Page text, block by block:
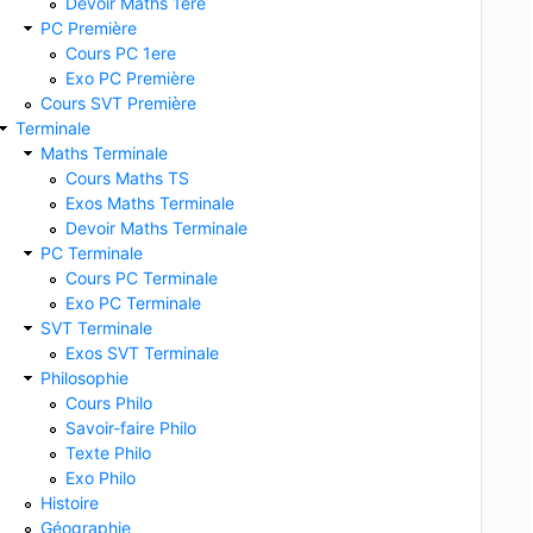
PC Première
Cours PC 1ere
Exo PC Première
Cours SVT Première
Terminale
Maths Terminale
Cours Maths TS
Exos Maths Terminale
Devoir Maths Terminale
PC Terminale
Cours PC Terminale
Exo PC Terminale
SVT Terminale
Exos SVT Terminale
Philosophie
Cours Philo
Savoir-faire Philo
Texte Philo
Exo Philo
Histoire
Géographie